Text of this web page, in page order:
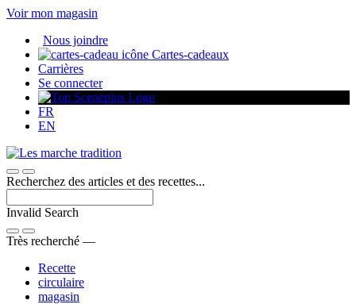
Passer
contenu
Voir mon magasin
Nous joindre
Cartes-cadeaux
Carrières
Se connecter
FR
EN
Recherchez des articles et des recettes...
Invalid Search
Submit
Très recherché —
Recette
circulaire
magasin